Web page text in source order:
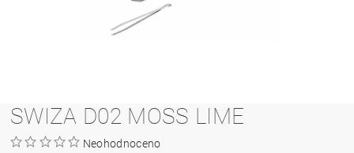
SWIZA D02 MOSS LIME
Neohodnoceno